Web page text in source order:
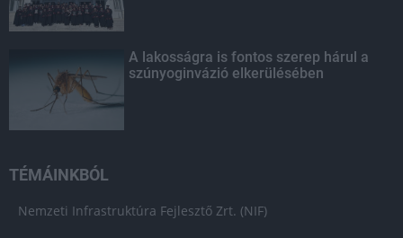
A lakosságra is fontos szerep hárul a
szúnyoginvázió elkerülésében
TÉMÁINKBÓL
Nemzeti Infrastruktúra Fejlesztő Zrt. (NIF)